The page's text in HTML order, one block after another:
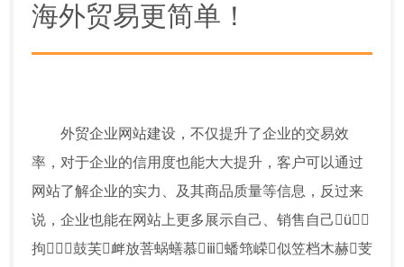
海外贸易更简单！
外贸企业网站建设，不仅提升了企业的交易效
率，对于企业的信用度也能大大提升，客户可以通过
网站了解企业的实力、及其商品质量等信息，反过来
说，企业也能在网站上更多展示自己、销售自己ü
拘鼓芙衅放菩蜗蟮慕ⅲ蟠筇嵘似笠档木赫芰